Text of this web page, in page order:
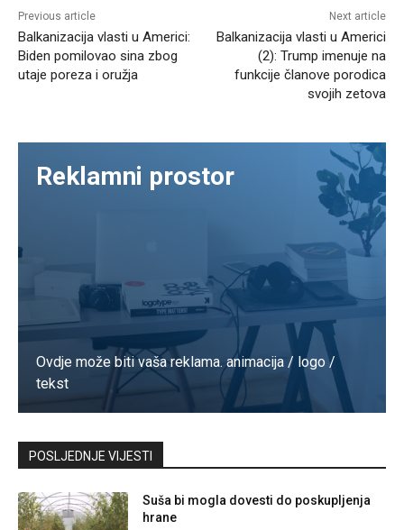
Previous article
Balkanizacija vlasti u Americi:
Biden pomilovao sina zbog
utaje poreza i oružja
Next article
Balkanizacija vlasti u Americi
(2): Trump imenuje na
funkcije članove porodica
svojih zetova
Reklamni prostor
Ovdje može biti vaša reklama. animacija / logo /
tekst
Kontaktirajte nas
POSLJEDNJE VIJESTI
Suša bi mogla dovesti do poskupljenja
hrane